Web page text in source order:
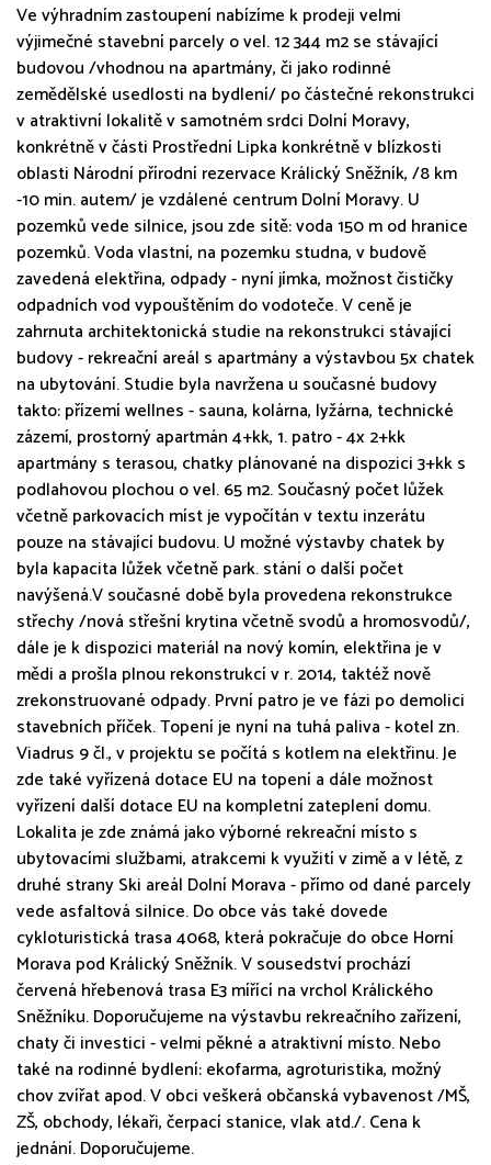
Ve výhradním zastoupení nabízíme k prodeji velmi
výjimečné stavební parcely o vel. 12 344 m2 se stávající
budovou /vhodnou na apartmány, či jako rodinné
zemědělské usedlosti na bydlení/ po částečné rekonstrukci
v atraktivní lokalitě v samotném srdci Dolní Moravy,
konkrétně v části Prostřední Lipka konkrétně v blízkosti
oblasti Národní přírodní rezervace Králický Sněžník, /8 km
-10 min. autem/ je vzdálené centrum Dolní Moravy. U
pozemků vede silnice, jsou zde sítě: voda 150 m od hranice
pozemků. Voda vlastní, na pozemku studna, v budově
zavedená elektřina, odpady - nyní jímka, možnost čističky
odpadních vod vypouštěním do vodoteče. V ceně je
zahrnuta architektonická studie na rekonstrukci stávající
budovy - rekreační areál s apartmány a výstavbou 5x chatek
na ubytování. Studie byla navržena u současné budovy
takto: přízemí wellnes - sauna, kolárna, lyžárna, technické
zázemí, prostorný apartmán 4+kk, 1. patro - 4x 2+kk
apartmány s terasou, chatky plánované na dispozici 3+kk s
podlahovou plochou o vel. 65 m2. Současný počet lůžek
včetně parkovacích míst je vypočítán v textu inzerátu
pouze na stávající budovu. U možné výstavby chatek by
byla kapacita lůžek včetně park. stání o další počet
navýšená.V současné době byla provedena rekonstrukce
střechy /nová střešní krytina včetně svodů a hromosvodů/,
dále je k dispozici materiál na nový komín, elektřina je v
mědi a prošla plnou rekonstrukcí v r. 2014, taktéž nově
zrekonstruované odpady. První patro je ve fázi po demolici
stavebních příček. Topení je nyní na tuhá paliva - kotel zn.
Viadrus 9 čl., v projektu se počítá s kotlem na elektřinu. Je
zde také vyřízená dotace EU na topení a dále možnost
vyřízení další dotace EU na kompletní zateplení domu.
Lokalita je zde známá jako výborné rekreační místo s
ubytovacími službami, atrakcemi k využití v zimě a v létě, z
druhé strany Ski areál Dolní Morava - přímo od dané parcely
vede asfaltová silnice. Do obce vás také dovede
cykloturistická trasa 4068, která pokračuje do obce Horní
Morava pod Králický Sněžník. V sousedství prochází
červená hřebenová trasa E3 mířící na vrchol Králického
Sněžníku. Doporučujeme na výstavbu rekreačního zařízení,
chaty či investici - velmi pěkné a atraktivní místo. Nebo
také na rodinné bydlení: ekofarma, agroturistika, možný
chov zvířat apod. V obci veškerá občanská vybavenost /MŠ,
ZŠ, obchody, lékaři, čerpací stanice, vlak atd./. Cena k
jednání. Doporučujeme.